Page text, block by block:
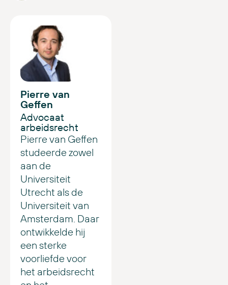
Pierre van
Geffen
Advocaat
arbeidsrecht
Pierre van Geffen
studeerde zowel
aan de
Universiteit
Utrecht als de
Universiteit van
Amsterdam. Daar
ontwikkelde hij
een sterke
voorliefde voor
het arbeidsrecht